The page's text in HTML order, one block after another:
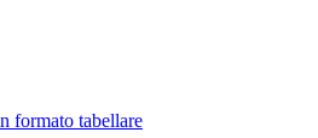
formato tabellare